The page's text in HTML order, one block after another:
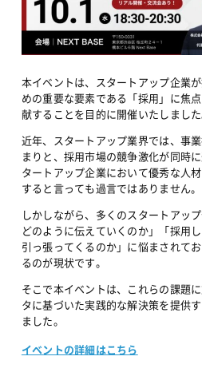
本イベントは、スタートアップ企業
めの重要な要素である「採用」に焦
献することを目的に開催いたしました
近年、スタートアップ業界では、事
まりと、採用市場の競争激化が同時
タートアップ企業において優秀な人
すると言っても過言ではありません。
しかしながら、多くのスタートアッ
どのように伝えていくのか」「採用
引っ張ってくるのか」に悩まされて
るのが現状です。
そこで本イベントは、これらの課題
タに基づいた実践的な解決策を提供
ました。
イベントの詳細はこちら